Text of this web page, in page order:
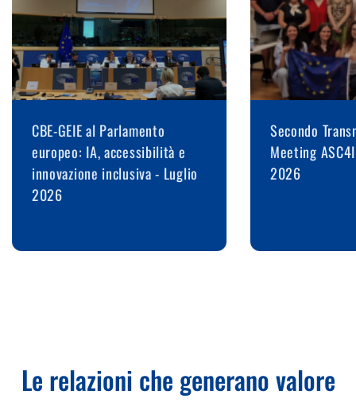
CBE-GEIE al Parlamento
europeo: IA, accessibilità e
innovazione inclusiva - Luglio
2026
Secondo
Meeting
2026
Le relazioni che generano valore